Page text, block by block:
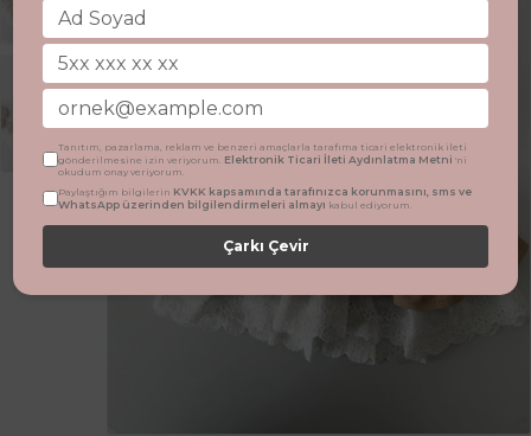
Tanıtım, pazarlama, reklam ve benzeri amaçlarla tarafıma ticari elektronik ileti
gönderilmesine izin veriyorum. Elektronik Ticari İleti Aydınlatma Metni 'ni
okudum onay veriyorum.
Paylaştığım bilgilerin KVKK kapsamında tarafınızca korunmasını, sms ve
WhatsApp üzerinden bilgilendirmeleri almayı kabul ediyorum.
Çarkı Çevir